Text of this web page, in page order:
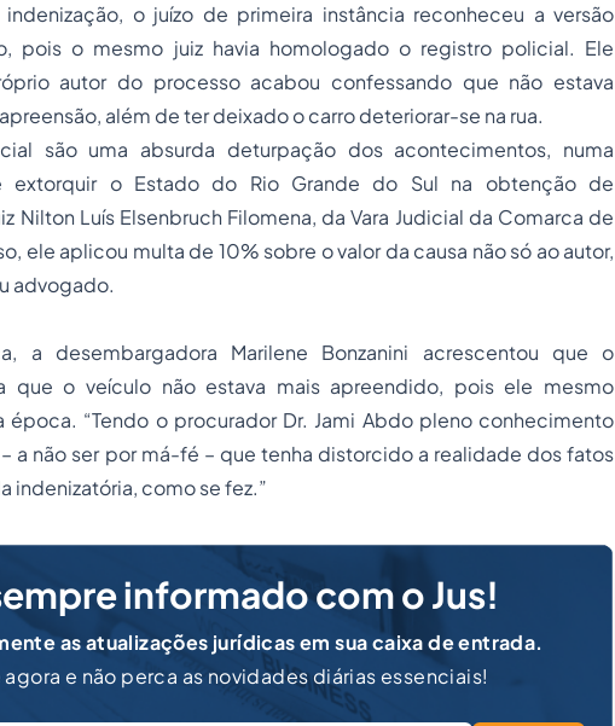
o juízo de primeira instância reconheceu a versão
pois o mesmo juiz havia homologado o registro policial. Ele
autor do processo acabou confessando que não estava
além de ter deixado o carro deteriorar-se na rua.
são uma absurda deturpação dos acontecimentos, numa
extorquir o Estado do Rio Grande do Sul na obtenção de
Nilton Luís Elsenbruch Filomena, da Vara Judicial da Comarca de
ele aplicou multa de 10% sobre o valor da causa não só ao autor,
advogado.
a desembargadora Marilene Bonzanini acrescentou que o
que o veículo não estava mais apreendido, pois ele mesmo
época. “Tendo o procurador Dr. Jami Abdo pleno conhecimento
a não ser por má-fé – que tenha distorcido a realidade dos fatos
indenizatória, como se fez.”
informado com o Jus!
as atualizações jurídicas em sua caixa de entrada.
e não perca as novidades diárias essenciais!